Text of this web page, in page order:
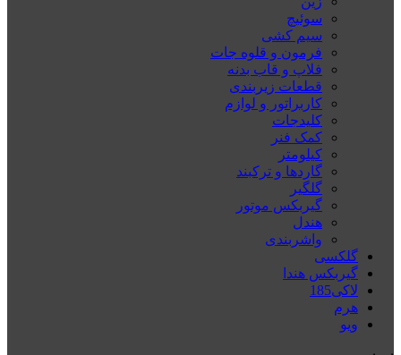
سوئیچ
سیم کشی
فرمون و قلوه جات
فلاپ و قاب بدنه
قطعات زیربندی
کاربراتور و لوازم
کلیدجات
کمک فنر
کیلومتر
گاردها و ترکبند
گلگیر
گیربکس موتور
هندل
واشربندی
گلکسی
گیربکس هندا
لاکی185
هرم
ويو